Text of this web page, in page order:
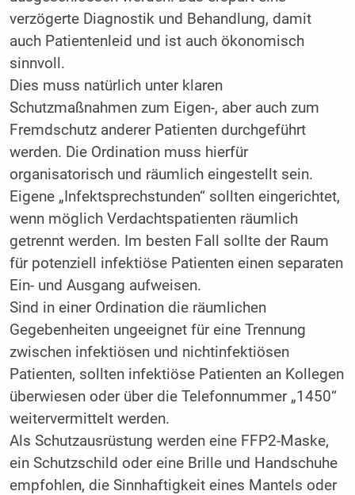
verzögerte Diagnostik und Behandlung, damit
auch Patientenleid und ist auch ökonomisch
sinnvoll.
Dies muss natürlich unter klaren
Schutzmaßnahmen zum Eigen-, aber auch zum
Fremdschutz anderer Patienten durchgeführt
werden. Die Ordination muss hierfür
organisatorisch und räumlich eingestellt sein.
Eigene „Infektsprechstunden“ sollten eingerichtet,
wenn möglich Verdachtspatienten räumlich
getrennt werden. Im besten Fall sollte der Raum
für potenziell infektiöse Patienten einen separaten
Ein- und Ausgang aufweisen.
Sind in einer Ordination die räumlichen
Gegebenheiten ungeeignet für eine Trennung
zwischen infektiösen und nichtinfektiösen
Patienten, sollten infektiöse Patienten an Kollegen
überwiesen oder über die Telefonnummer „1450“
weitervermittelt werden.
Als Schutzausrüstung werden eine FFP2-Maske,
ein Schutzschild oder eine Brille und Handschuhe
empfohlen, die Sinnhaftigkeit eines Mantels oder